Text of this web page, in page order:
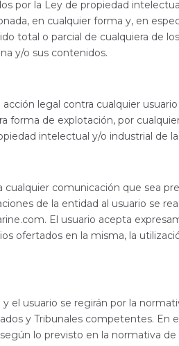
por la Ley de propiedad
en cualquier forma y, en
total o parcial de cualquiera de
y/o sus contenidos.
legal contra cualquier
forma de explotación, por
intelectual y/o industrial de
comunicación que sea
de la entidad al usuario se
El usuario acepta
ofertados en la misma, la
el usuario se regirán por la
y Tribunales competentes. En
lo previsto en la normativa